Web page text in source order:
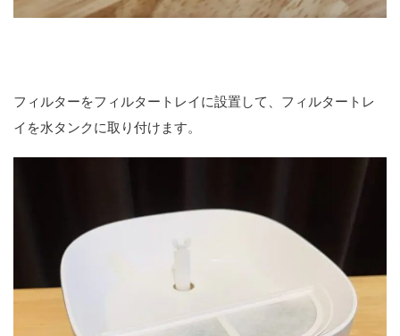
フィルターをフィルタートレイに設置して、フィルタートレ
イを水タンクに取り付けます。